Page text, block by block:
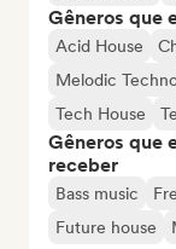
Gêneros que
Acid House
Melodic
Tech House
Gêneros que
receber
Bass music
Future house